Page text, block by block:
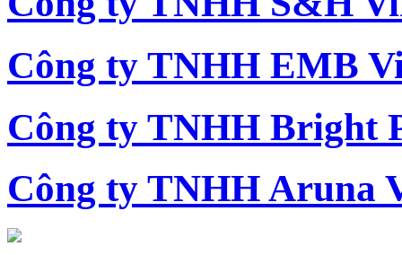
Công ty TNHH EMB
Công ty TNHH Bright
Công ty TNHH Aruna